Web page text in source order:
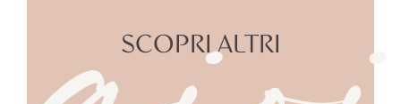
SCOPRI ALTRI